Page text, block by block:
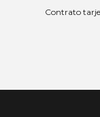
Contrato